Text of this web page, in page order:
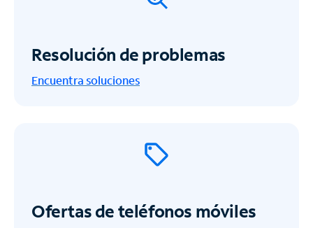
Resolución de problemas
Encuentra soluciones
Ofertas de teléfonos móviles